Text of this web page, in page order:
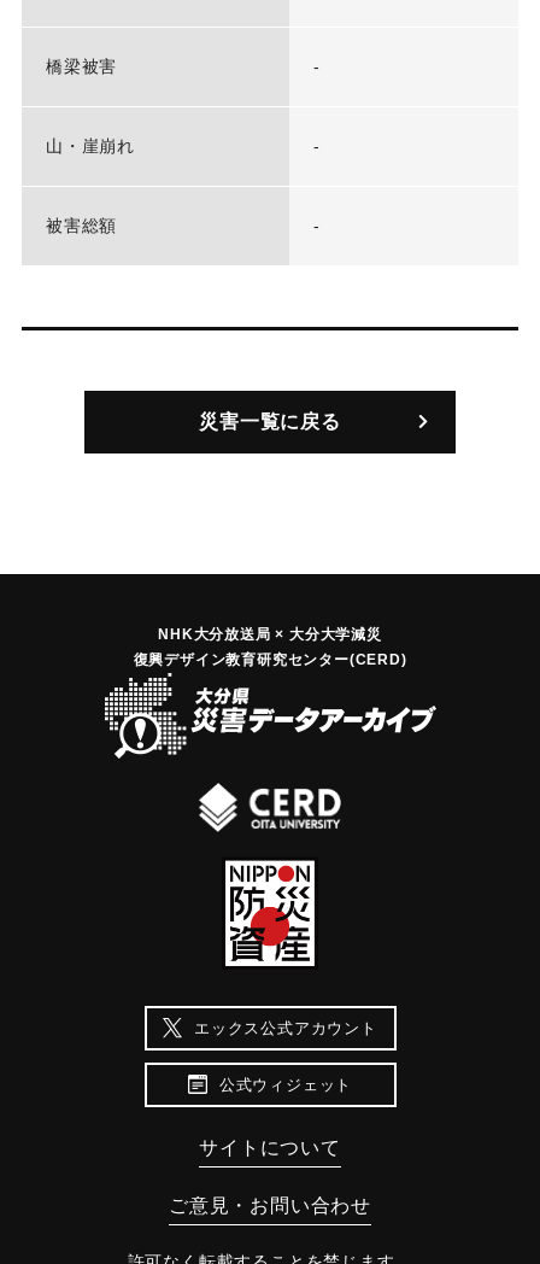
橋梁被害 -
山・崖崩れ -
被害総額 -
災害一覧に戻る
NHK大分放送局 × 大分大学減災
復興デザイン教育研究センター(CERD)
エックス公式アカウント
公式ウィジェット
サイトについて
ご意見・お問い合わせ